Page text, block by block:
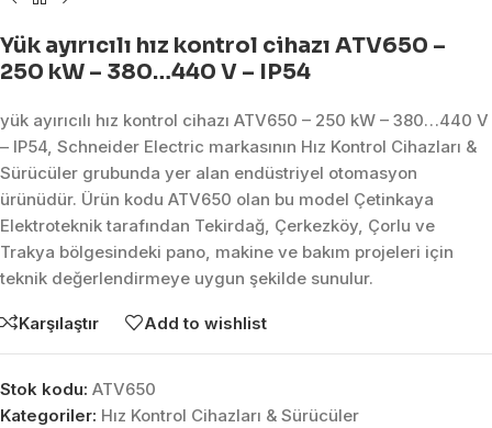
Yük ayırıcılı hız kontrol cihazı ATV650 –
250 kW – 380…440 V – IP54
yük ayırıcılı hız kontrol cihazı ATV650 – 250 kW – 380…440 V
– IP54, Schneider Electric markasının Hız Kontrol Cihazları &
Sürücüler grubunda yer alan endüstriyel otomasyon
ürünüdür. Ürün kodu ATV650 olan bu model Çetinkaya
Elektroteknik tarafından Tekirdağ, Çerkezköy, Çorlu ve
Trakya bölgesindeki pano, makine ve bakım projeleri için
teknik değerlendirmeye uygun şekilde sunulur.
Karşılaştır Add to wishlist
Stok kodu: ATV650
Kategoriler: Hız Kontrol Cihazları & Sürücüler